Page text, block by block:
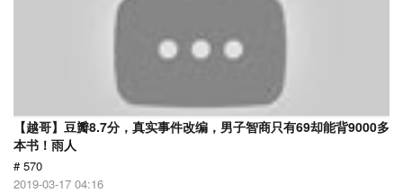
【越哥】豆瓣8.7分，真实事件改编，男子智商只有69却能背9000多
本书！雨人
# 570
2019-03-17 04:16